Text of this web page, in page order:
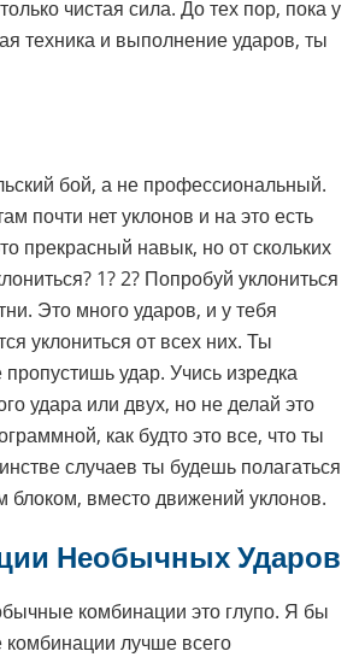
чистая сила. До тех пор, пока у
техника и выполнение ударов, ты
бой, а не профессиональный.
почти нет уклонов и на это есть
прекрасный навык, но от скольких
1? 2? Попробуй уклониться
Это много ударов, и у тебя
уклониться от всех них. Ты
удар. Учись изредка
удара или двух, но не делай это
как будто это все, что ты
случаев ты будешь полагаться
блоком, вместо движений уклонов.
Необычных Ударов
комбинации это глупо. Я бы
лучше всего